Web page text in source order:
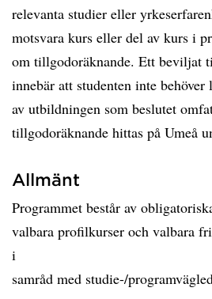
relevanta studier eller
motsvara kurs eller del av kurs i
om tillgodoräknande. Ett beviljat
innebär att studenten inte behöver
av utbildningen som beslutet
tillgodoräknande hittas på Umeå
Allmänt
Programmet består av
valbara profilkurser och valbara
i
samråd med studie-/